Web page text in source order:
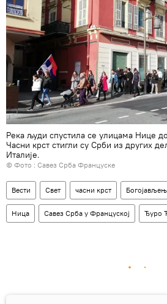
Река људи спустила се улицама Нице
Часни крст стигли су Срби из других
Италије.
© Фото : Савез Срба Француске
Вести Свет часни крст
Ница Савез Срба у Француској Ђуро